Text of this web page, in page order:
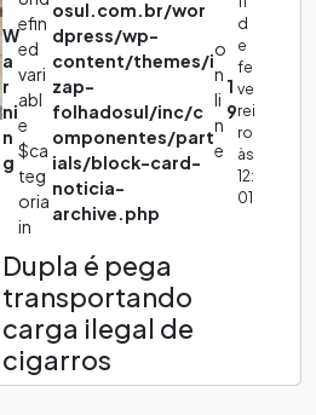
W
a
r
ni
n
g
efin
ed
vari
abl
e
$ca
teg
oria
in
osul.com.br/wor
dpress/wp-
content/themes/i
zap-
folhadosul/inc/c
omponentes/part
ials/block-card-
noticia-
archive.php
o
n
li
n
e
1
9
d
e
fe
ve
rei
ro
às
12:
01
Dupla é pega
transportando
carga ilegal de
cigarros